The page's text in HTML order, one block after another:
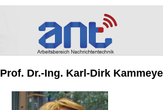
Prof. Dr.-Ing. Karl-Dirk